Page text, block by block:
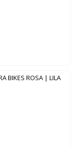
BIKES ROSA | LILA